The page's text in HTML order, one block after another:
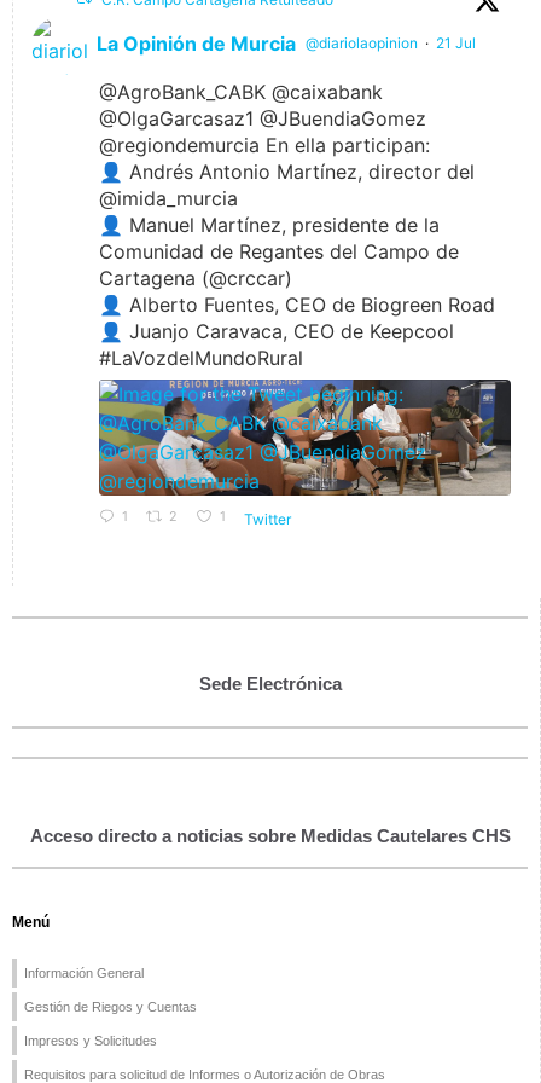
La Opinión de Murcia @diariolaopinion · 21 Jul
@AgroBank_CABK @caixabank
@OlgaGarcasaz1 @JBuendiaGomez
@regiondemurcia En ella participan:
👤 Andrés Antonio Martínez, director del
@imida_murcia
👤 Manuel Martínez, presidente de la
Comunidad de Regantes del Campo de
Cartagena (@crccar)
👤 Alberto Fuentes, CEO de Biogreen Road
👤 Juanjo Caravaca, CEO de Keepcool
#LaVozdelMundoRural
1 2 1 Twitter
Sede Electrónica
Acceso directo a noticias sobre Medidas Cautelares CHS
Menú
Información General
Gestión de Riegos y Cuentas
Impresos y Solicitudes
Requisitos para solicitud de Informes o Autorización de Obras